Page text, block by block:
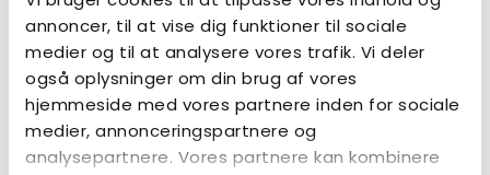
annoncer, til at vise dig funktioner til sociale
medier og til at analysere vores trafik. Vi deler
også oplysninger om din brug af vores
hjemmeside med vores partnere inden for sociale
medier, annonceringspartnere og
analysepartnere. Vores partnere kan kombinere